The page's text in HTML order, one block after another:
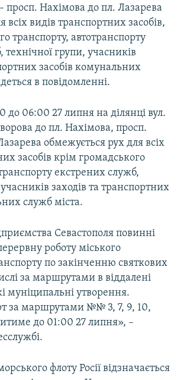
просп. Нахімова до пл. Лазарева
видів транспортних засобів,
транспорту, автотранспорту
групи, учасників
засобів комунальних
в повідомленні.
до 06:00 27 липня на ділянці вул.
до пл. Нахімова, просп.
обмежується рух для всіх
засобів крім громадського
екстрених служб,
заходів та транспортних
служб міста.
Севастополя повинні
роботу міського
по закінченню святкових
за маршрутами в віддалені
муніципальні утворення.
за маршрутами №№ 3, 7, 9, 10,
до 01:00 27 липня», –
флоту Росії відзначається